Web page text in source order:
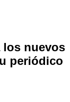
los nuevos
periódico